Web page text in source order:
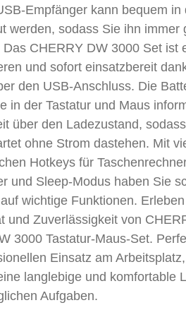
Empfänger kann bequem in
werden, sodass Sie ihn immer
Das CHERRY DW 3000 Set ist
und sofort einsatzbereit
den USB-Anschluss. Die
in der Tastatur und Maus
über den Ladezustand,
ohne Strom dastehen. Mit
Hotkeys für
und Sleep-Modus haben Sie
wichtige Funktionen.
und Zuverlässigkeit von
3000 Tastatur-Maus-Set.
Einsatz am
langlebige und komfortable
Aufgaben.